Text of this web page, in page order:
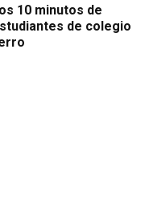
10 minutos de
de colegio